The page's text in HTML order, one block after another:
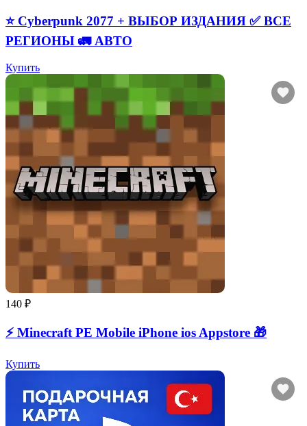
⭐ Cyberpunk 2077 + ВЫБОР ИЗДАНИЯ ✅ ВСЕ
РЕГИОНЫ 🚛 АВТО
Купить
140 ₽
⚡️ Minecraft PE Mobile iPhone ios Appstore 🎁
Купить